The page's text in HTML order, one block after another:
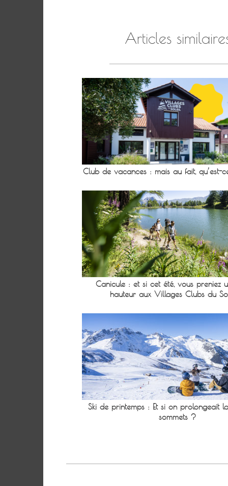
Articles
Club de vacances : mais au fait, qu’est-
Canicule : et si cet été, vous preniez
hauteur aux Villages Clubs du
Ski de printemps : Et si on prolongeait
sommets ?